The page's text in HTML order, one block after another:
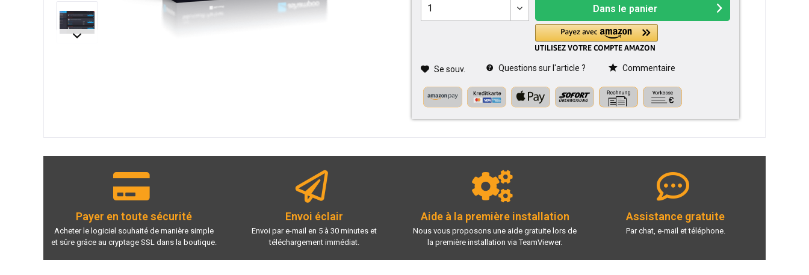
Dans le panier
Se souv. Questions sur l'article ? Commentaire
Payer en toute sécurité
Acheter le logiciel souhaité de manière simple
et sûre grâce au cryptage SSL dans la boutique.
Envoi éclair
Envoi par e-mail en 5 à 30 minutes et
téléchargement immédiat.
Aide à la première installation
Nous vous proposons une aide gratuite lors de
la première installation via TeamViewer.
Assistance gratuite
Par chat, e-mail et téléphone.